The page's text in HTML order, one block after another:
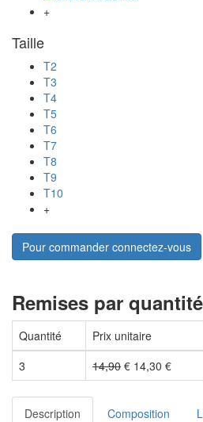
+
Taille
T2
T3
T4
T5
T6
T7
T8
T9
T10
+
Pour commander connectez-vous
Remises par quantité
Quantité Prix unitaire
3
14,90 € 14,30 €
Description Composition